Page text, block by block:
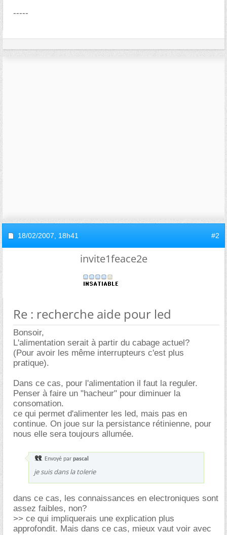
-----
18/02/2007, 18h41 #2
invite1feace2e
Re : recherche aide pour led
Bonsoir,
L'alimentation serait à partir du cabage actuel?
(Pour avoir les même interrupteurs c'est plus
pratique).
Dans ce cas, pour l'alimentation il faut la reguler.
Penser à faire un "hacheur" pour diminuer la
consomation.
ce qui permet d'alimenter les led, mais pas en
continue. On joue sur la persistance rétinienne, pour
nous elle sera toujours allumée.
Envoyé par pascal
je suis dans la tolerie
dans ce cas, les connaissances en electroniques sont
assez faibles, non?
>> ce qui impliquerais une explication plus
approfondit. Mais dans ce cas, mieux vaut voir avec